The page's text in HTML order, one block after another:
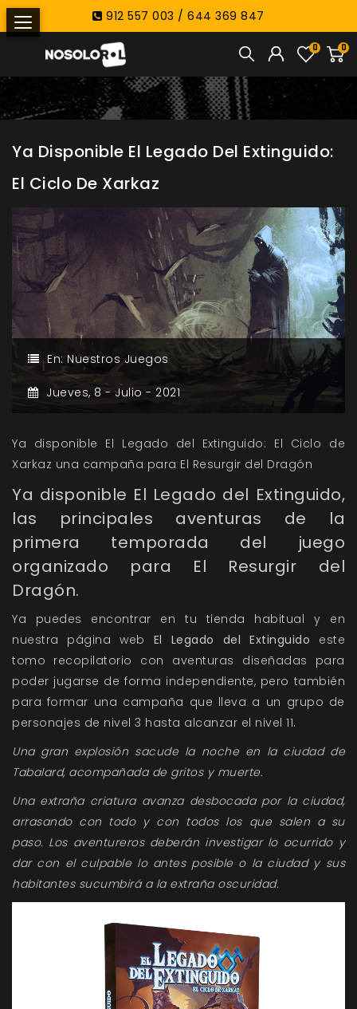
912 557 003 / 644 369 847
0
0
Ya Disponible El Legado Del Extinguido:
El Ciclo De Xarkaz
En: Nuestros Juegos
Jueves, 8 - Julio - 2021
Ya disponible El Legado del Extinguido: El Ciclo de
Xarkaz una campaña para El Resurgir del Dragón
Ya disponible El Legado del Extinguido,
las principales aventuras de la
primera temporada del juego
organizado para El Resurgir del
Dragón.
Ya puedes encontrar en tu tienda habitual y en
nuestra página web El Legado del Extinguido este
tomo recopilatorio con aventuras diseñadas para
poder jugarse de forma independiente, pero también
para formar una campaña que lleva a un grupo de
personajes de nivel 3 hasta alcanzar el nivel 11.
Una gran explosión sacude la noche en la ciudad de
Tabalard, acompañada de gritos y muerte.
Una extraña criatura avanza desbocada por la ciudad,
arrasando con todo y con todos los que salen a su
paso. Los aventureros deberán investigar lo ocurrido y
dar con el culpable lo antes posible o la ciudad y sus
habitantes sucumbirá a la extraña oscuridad.